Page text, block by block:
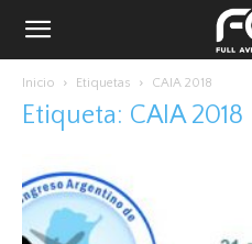
Inicio Etiquetas CAIA 2018
Etiqueta: CAIA 2018